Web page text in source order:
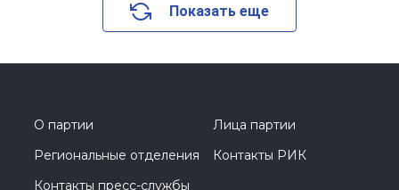
Показать еще
О партии
Лица партии
Региональные отделения
Контакты РИК
Контакты пресс-службы